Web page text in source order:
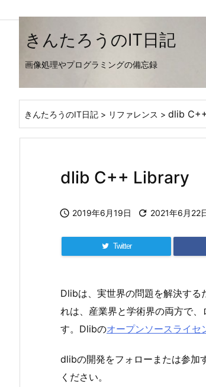
きんたろうのIT日記
画像処理やプログラミングの備忘録
きんたろうのIT日記 > リファレンス > dlib
dlib C++ Library
 2019年6月19日  2021年6月22
Twitter
Dlibは、実世界の問題を解決す
れは、産業界と学術界の両方で
す。Dlibのオープンソースライセ
dlibの開発をフォローまたは参加
ください。